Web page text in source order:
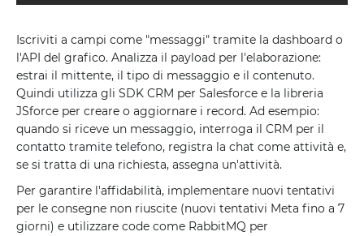
Iscriviti a campi come "messaggi" tramite la dashboard o
l'API del grafico. Analizza il payload per l'elaborazione:
estrai il mittente, il tipo di messaggio e il contenuto.
Quindi utilizza gli SDK CRM per Salesforce e la libreria
JSforce per creare o aggiornare i record. Ad esempio:
quando si riceve un messaggio, interroga il CRM per il
contatto tramite telefono, registra la chat come attività e,
se si tratta di una richiesta, assegna un'attività.
Per garantire l'affidabilità, implementare nuovi tentativi
per le consegne non riuscite (nuovi tentativi Meta fino a 7
giorni) e utilizzare code come RabbitMQ per